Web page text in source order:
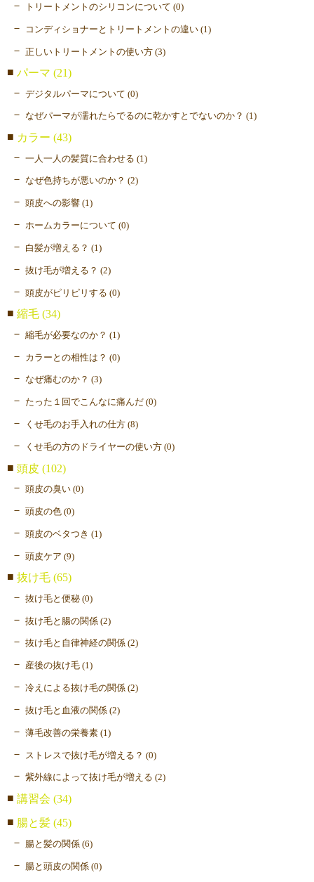
トリートメントのシリコンについて (0)
コンディショナーとトリートメントの違い (1)
正しいトリートメントの使い方 (3)
パーマ (21)
デジタルパーマについて (0)
なぜパーマが濡れたらでるのに乾かすとでないのか？ (1)
カラー (43)
一人一人の髪質に合わせる (1)
なぜ色持ちが悪いのか？ (2)
頭皮への影響 (1)
ホームカラーについて (0)
白髪が増える？ (1)
抜け毛が増える？ (2)
頭皮がピリピリする (0)
縮毛 (34)
縮毛が必要なのか？ (1)
カラーとの相性は？ (0)
なぜ痛むのか？ (3)
たった１回でこんなに痛んだ (0)
くせ毛のお手入れの仕方 (8)
くせ毛の方のドライヤーの使い方 (0)
頭皮 (102)
頭皮の臭い (0)
頭皮の色 (0)
頭皮のベタつき (1)
頭皮ケア (9)
抜け毛 (65)
抜け毛と便秘 (0)
抜け毛と腸の関係 (2)
抜け毛と自律神経の関係 (2)
産後の抜け毛 (1)
冷えによる抜け毛の関係 (2)
抜け毛と血液の関係 (2)
薄毛改善の栄養素 (1)
ストレスで抜け毛が増える？ (0)
紫外線によって抜け毛が増える (2)
講習会 (34)
腸と髪 (45)
腸と髪の関係 (6)
腸と頭皮の関係 (0)